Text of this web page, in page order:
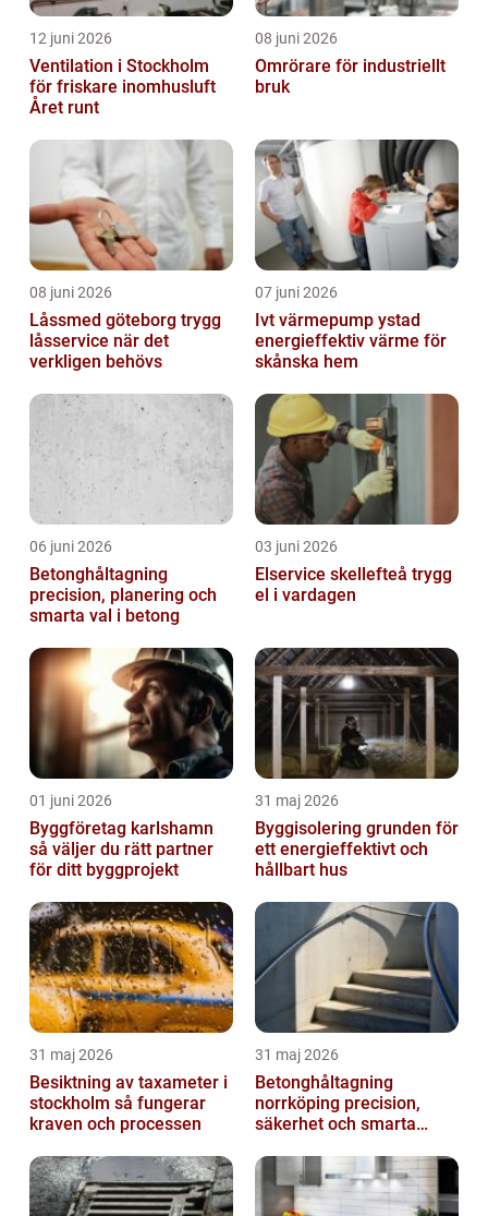
12 juni 2026
Ventilation i Stockholm
för friskare inomhusluft
Året runt
08 juni 2026
Omrörare för industriellt
bruk
08 juni 2026
Låssmed göteborg trygg
låsservice när det
verkligen behövs
07 juni 2026
Ivt värmepump ystad
energieffektiv värme för
skånska hem
06 juni 2026
Betonghåltagning
precision, planering och
smarta val i betong
03 juni 2026
Elservice skellefteå trygg
el i vardagen
01 juni 2026
Byggföretag karlshamn
så väljer du rätt partner
för ditt byggprojekt
31 maj 2026
Byggisolering grunden för
ett energieffektivt och
hållbart hus
31 maj 2026
Besiktning av taxameter i
stockholm så fungerar
kraven och processen
31 maj 2026
Betonghåltagning
norrköping precision,
säkerhet och smarta